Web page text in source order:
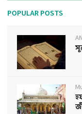
POPULAR POSTS